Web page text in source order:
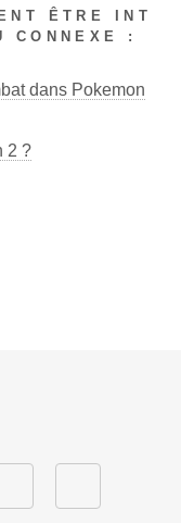
ÊTRE INT
CONNEXE :
dans Pokemon
2 ?